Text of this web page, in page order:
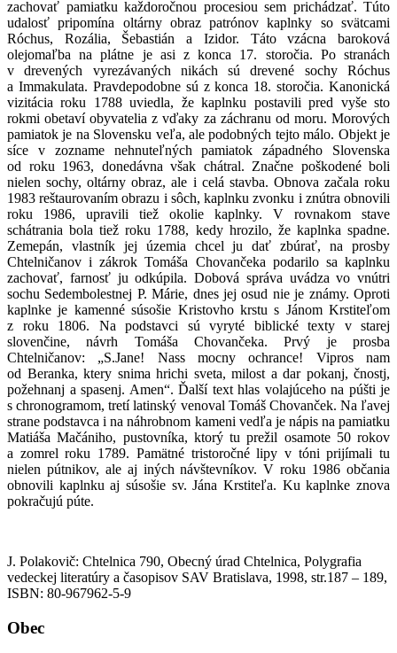
zachovať pamiatku každoročnou procesiou sem prichádzať. Túto
udalosť pripomína oltárny obraz patrónov kaplnky so svätcami
Róchus, Rozália, Šebastián a Izidor. Táto vzácna baroková
olejomaľba na plátne je asi z konca 17. storočia. Po stranách
v drevených vyrezávaných nikách sú drevené sochy Róchus
a Immakulata. Pravdepodobne sú z konca 18. storočia. Kanonická
vizitácia roku 1788 uviedla, že kaplnku postavili pred vyše sto
rokmi obetaví obyvatelia z vďaky za záchranu od moru. Morových
pamiatok je na Slovensku veľa, ale podobných tejto málo. Objekt je
síce v zozname nehnuteľných pamiatok západného Slovenska
od roku 1963, donedávna však chátral. Značne poškodené boli
nielen sochy, oltárny obraz, ale i celá stavba. Obnova začala roku
1983 reštaurovaním obrazu i sôch, kaplnku zvonku i znútra obnovili
roku 1986, upravili tiež okolie kaplnky. V rovnakom stave
schátrania bola tiež roku 1788, kedy hrozilo, že kaplnka spadne.
Zemepán, vlastník jej územia chcel ju dať zbúrať, na prosby
Chtelničanov i zákrok Tomáša Chovančeka podarilo sa kaplnku
zachovať, farnosť ju odkúpila. Dobová správa uvádza vo vnútri
sochu Sedembolestnej P. Márie, dnes jej osud nie je známy. Oproti
kaplnke je kamenné súsošie Kristovho krstu s Jánom Krstiteľom
z roku 1806. Na podstavci sú vyryté biblické texty v starej
slovenčine, návrh Tomáša Chovančeka. Prvý je prosba
Chtelničanov: „S.Jane! Nass mocny ochrance! Vipros nam
od Beranka, ktery snima hrichi sveta, milost a dar pokanj, čnostj,
požehnanj a spasenj. Amen“. Ďalší text hlas volajúceho na púšti je
s chronogramom, tretí latinský venoval Tomáš Chovanček. Na ľavej
strane podstavca i na náhrobnom kameni vedľa je nápis na pamiatku
Matiáša Mačániho, pustovníka, ktorý tu prežil osamote 50 rokov
a zomrel roku 1789. Pamätné tristoročné lipy v tóni prijímali tu
nielen pútnikov, ale aj iných návštevníkov. V roku 1986 občania
obnovili kaplnku aj súsošie sv. Jána Krstiteľa. Ku kaplnke znova
pokračujú púte.
J. Polakovič: Chtelnica 790, Obecný úrad Chtelnica, Polygrafia
vedeckej literatúry a časopisov SAV Bratislava, 1998, str.187 – 189,
ISBN: 80-967962-5-9
Obec